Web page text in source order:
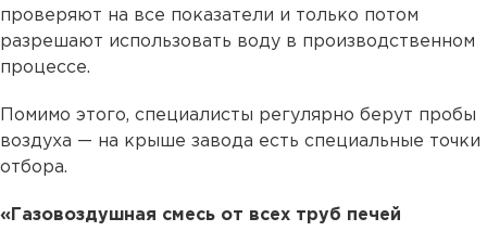
проверяют на все показатели и только потом
разрешают использовать воду в производственном
процессе.
Помимо этого, специалисты регулярно берут пробы
воздуха — на крыше завода есть специальные точки
отбора.
«Газовоздушная смесь от всех труб печей